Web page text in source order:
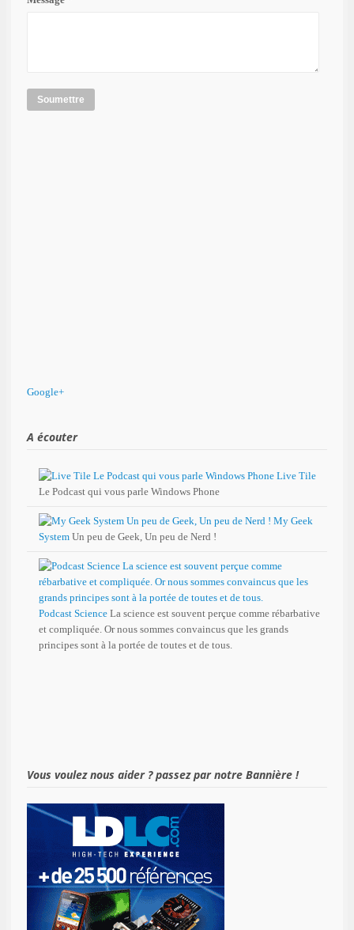
Soumettre
Google+
A écouter
Live Tile
Le Podcast qui vous parle Windows Phone
My Geek
System Un peu de Geek, Un peu de Nerd !
Podcast Science La science est souvent perçue comme rébarbative
et compliquée. Or nous sommes convaincus que les grands
principes sont à la portée de toutes et de tous.
Vous voulez nous aider ? passez par notre Bannière !